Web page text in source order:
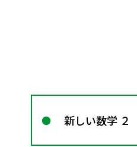
新しい数学 ２